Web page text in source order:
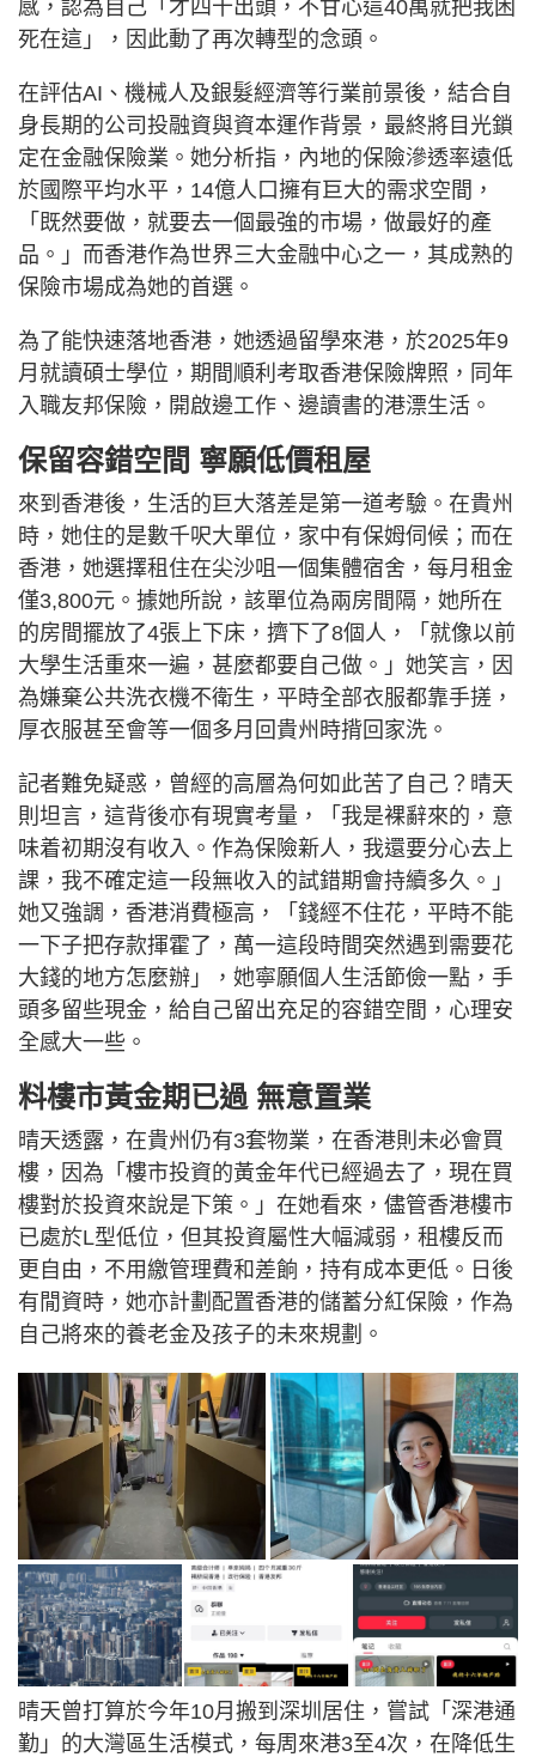
感，認為自己「才四十出頭，不甘心這40萬就把我困
死在這」，因此動了再次轉型的念頭。
在評估AI、機械人及銀髮經濟等行業前景後，結合自
身長期的公司投融資與資本運作背景，最終將目光鎖
定在金融保險業。她分析指，內地的保險滲透率遠低
於國際平均水平，14億人口擁有巨大的需求空間，
「既然要做，就要去一個最強的市場，做最好的產
品。」而香港作為世界三大金融中心之一，其成熟的
保險市場成為她的首選。
為了能快速落地香港，她透過留學來港，於2025年9
月就讀碩士學位，期間順利考取香港保險牌照，同年
入職友邦保險，開啟邊工作、邊讀書的港漂生活。
保留容錯空間 寧願低價租屋
來到香港後，生活的巨大落差是第一道考驗。在貴州
時，她住的是數千呎大單位，家中有保姆伺候；而在
香港，她選擇租住在尖沙咀一個集體宿舍，每月租金
僅3,800元。據她所說，該單位為兩房間隔，她所在
的房間擺放了4張上下床，擠下了8個人，「就像以前
大學生活重來一遍，甚麼都要自己做。」她笑言，因
為嫌棄公共洗衣機不衛生，平時全部衣服都靠手搓，
厚衣服甚至會等一個多月回貴州時揹回家洗。
記者難免疑惑，曾經的高層為何如此苦了自己？晴天
則坦言，這背後亦有現實考量，「我是裸辭來的，意
味着初期沒有收入。作為保險新人，我還要分心去上
課，我不確定這一段無收入的試錯期會持續多久。」
她又強調，香港消費極高，「錢經不住花，平時不能
一下子把存款揮霍了，萬一這段時間突然遇到需要花
大錢的地方怎麼辦」，她寧願個人生活節儉一點，手
頭多留些現金，給自己留出充足的容錯空間，心理安
全感大一些。
料樓市黃金期已過 無意置業
晴天透露，在貴州仍有3套物業，在香港則未必會買
樓，因為「樓市投資的黃金年代已經過去了，現在買
樓對於投資來說是下策。」在她看來，儘管香港樓市
已處於L型低位，但其投資屬性大幅減弱，租樓反而
更自由，不用繳管理費和差餉，持有成本更低。日後
有閒資時，她亦計劃配置香港的儲蓄分紅保險，作為
自己將來的養老金及孩子的未來規劃。
晴天曾打算於今年10月搬到深圳居住，嘗試「深港通
勤」的大灣區生活模式，每周來港3至4次，在降低生